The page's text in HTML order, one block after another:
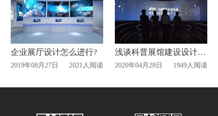
企业展厅设计怎么进行?
2019年08月27日 2021人阅读
浅谈科普展馆建设设计的特点
2020年04月28日 1949人阅读